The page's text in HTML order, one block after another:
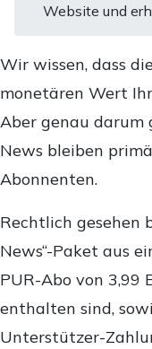
Website und
Wir wissen, dass
monetären Wert
Aber genau darum
News bleiben
Abonnenten.
Rechtlich gesehen
News“-Paket aus
PUR-Abo von 3,99
enthalten sind,
Unterstützer-